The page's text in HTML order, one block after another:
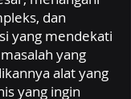
dan
yang mendekati
yang
alat yang
yang ingin